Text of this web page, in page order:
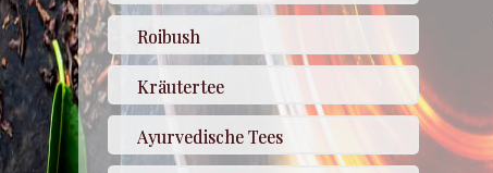
Roibush
Kräutertee
Ayurvedische Tees